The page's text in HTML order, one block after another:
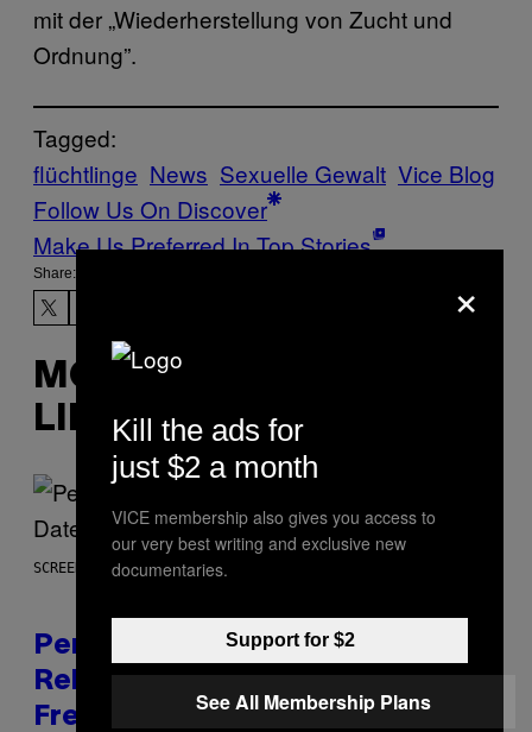
mit der „Wiederherstellung von Zucht und
Ordnung”.
Tagged:
flüchtlinge News Sexuelle Gewalt Vice Blog
Follow Us On Discover
Make Us Preferred In Top Stories
Share:
MORE
LIKE THIS
SCREENSHOT: EPIC GAMES
Perlica Fortnite Skin Revealed –
Release Date and How to Get It
Free
×
Kill the ads for
just $2 a month
VICE membership also gives you access to
our very best writing and exclusive new
documentaries.
Support for $2
See All Membership Plans